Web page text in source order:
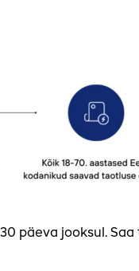
päeva jooksul.